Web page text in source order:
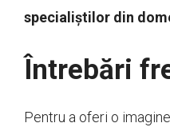
specialiștilor din
Întrebări
Pentru a oferi o